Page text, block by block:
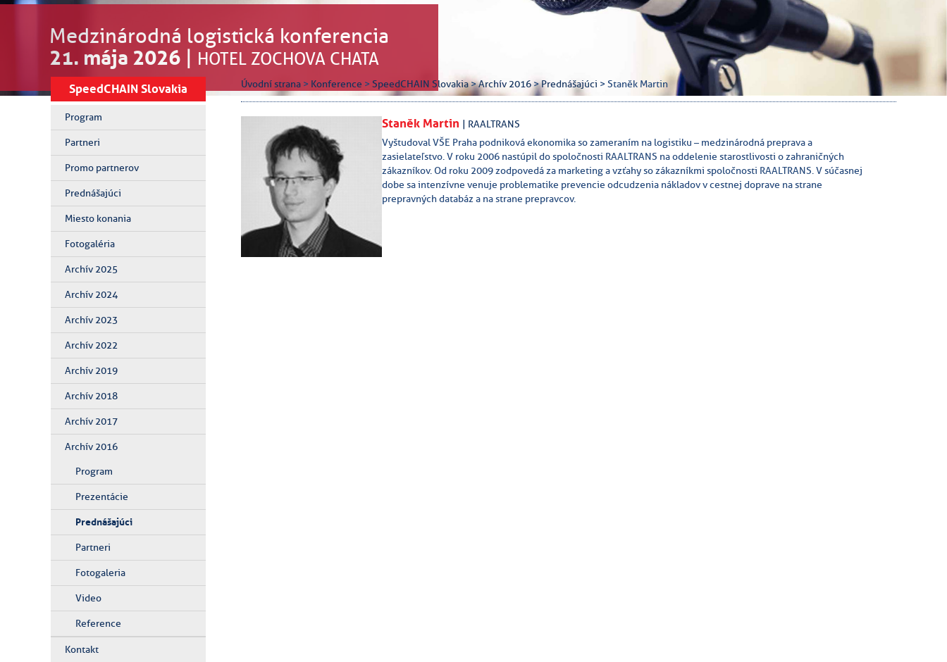
Medzinárodná logistická konferencia
21. mája 2026 | HOTEL ZOCHOVA CHATA
SpeedCHAIN Slovakia
Program
Partneri
Promo partnerov
Prednášajúci
Miesto konania
Fotogaléria
Archív 2025
Archív 2024
Archív 2023
Archív 2022
Archív 2019
Archív 2018
Archív 2017
Archív 2016
Program
Prezentácie
Prednášajúci
Partneri
Fotogaleria
Video
Reference
Kontakt
Úvodní strana > Konference > SpeedCHAIN Slovakia>Archív 2016>Prednášajúci > Staněk Martin
Staněk Martin | RAALTRANS
Vyštudoval VŠE Praha podniková ekonomika so zameraním na logistiku – medzinárodná preprava a
zasielateľstvo. V roku 2006 nastúpil do spoločnosti RAALTRANS na oddelenie starostlivosti o zahraničných
zákazníkov. Od roku 2009 zodpovedá za marketing a vzťahy so zákazníkmi spoločnosti RAALTRANS. V súčasnej
dobe sa intenzívne venuje problematike prevencie odcudzenia nákladov v cestnej doprave na strane
prepravných databáz a na strane prepravcov.